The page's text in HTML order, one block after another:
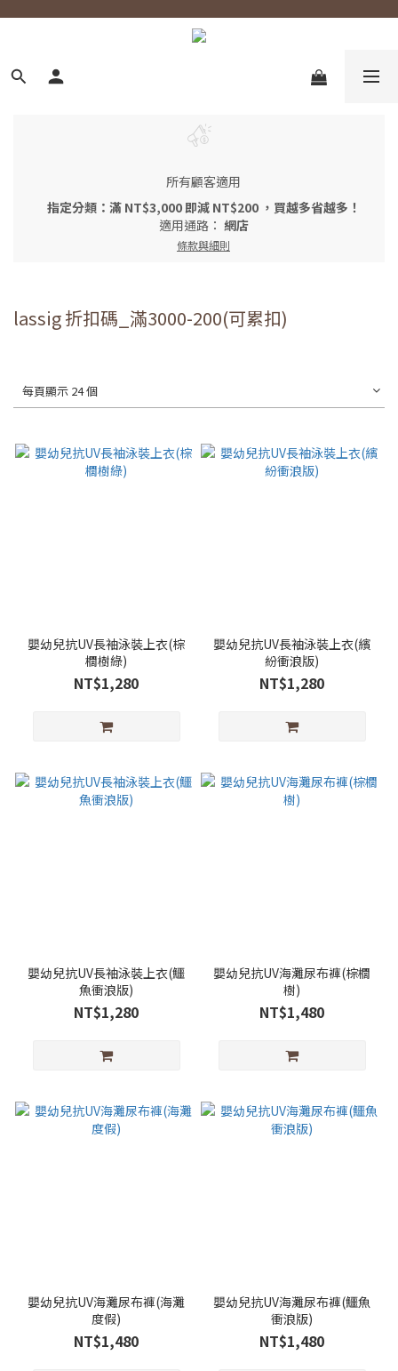
所有顧客適用
指定分類：滿 NT$3,000 即減 NT$200 ，買越多省越多！
適用通路： 網店
條款與細則
lassig 折扣碼_滿3000-200(可累扣)
每頁顯示 24 個
嬰幼兒抗UV長袖泳裝上衣(棕
櫚樹綠)
NT$1,280
嬰幼兒抗UV長袖泳裝上衣(繽
紛衝浪版)
NT$1,280
嬰幼兒抗UV長袖泳裝上衣(鱷
魚衝浪版)
NT$1,280
嬰幼兒抗UV海灘尿布褲(棕櫚
樹)
NT$1,480
嬰幼兒抗UV海灘尿布褲(海灘
度假)
NT$1,480
嬰幼兒抗UV海灘尿布褲(鱷魚
衝浪版)
NT$1,480